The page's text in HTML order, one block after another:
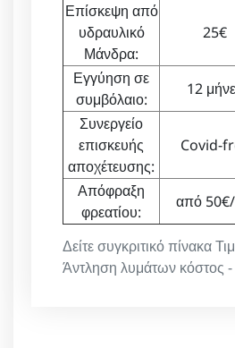
Δείτε συγκριτικό πίνακα
Άντληση λυμάτων κόστος
Επίσκεψη από
υδραυλικό
Μάνδρα:
25€
Εγγύηση σε
συμβόλαιο:
12
Συνεργείο
επισκευής
αποχέτευσης:
Covid-
Απόφραξη
φρεατίου:
από 50€/